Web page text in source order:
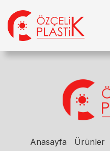
Anasayfa Ürünler